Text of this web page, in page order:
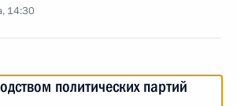
14:30
политических партий